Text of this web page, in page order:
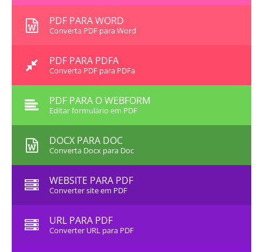
PDF PARA WORD
Converta PDF para Word
PDF PARA PDFA
Converta PDF para PDFa
PDF PARA O WEBFORM
Editar formulário em PDF
DOCX PARA DOC
Converta Docx para Doc
WEBSITE PARA PDF
Converter site em PDF
URL PARA PDF
Converter URL para PDF